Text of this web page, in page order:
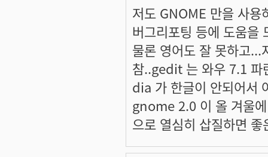
저도 GNOME 만을 사용
버그리포팅 등에 도움을
물론 영어도 잘 못하고...
참..gedit 는 와우 7.1 파
dia 가 한글이 안되어서
gnome 2.0 이 올 겨울
으로 열심히 삽질하면